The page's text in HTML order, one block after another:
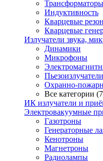
Трансформаторы
Индуктивность
Кварцевые
Кварцевые
Излучатели звука,
Динамики
Микрофоны
Пьезоизлучатели
Охранно-
Все категории
ИК излучатели и
Электровакуумные
Газотроны
Генераторные
Кенотроны
Магнетроны
Радиолампы